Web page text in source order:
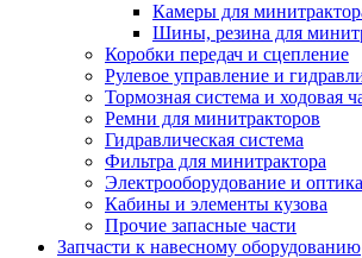
Камеры для
Шины, резина для
Коробки передач и сцепление
Рулевое управление и
Тормозная система и ходовая
Ремни для минитракторов
Гидравлическая система
Фильтра для минитрактора
Электрооборудование и оптика
Кабины и элементы кузова
Прочие запасные части
Запчасти к навесному оборудованию